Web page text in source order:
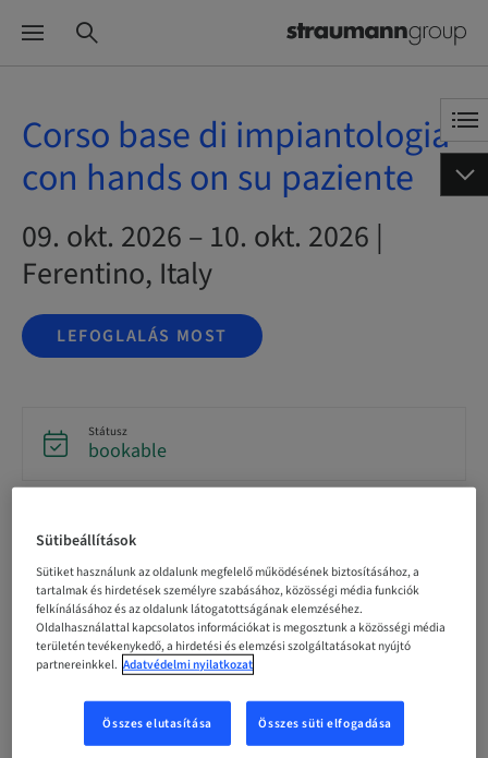
Corso base di impiantologia
con hands on su paziente
09. okt. 2026 – 10. okt. 2026 |
Ferentino, Italy
LEFOGLALÁS MOST
Státusz
bookable
10. okt. 2026 (UTC+1)
Résztvevőnkénti ár (helyi adók vannak érvényben)
EUR 1200.00
Nyelv
Italian
Sütibeállítások
Sütiket használunk az oldalunk megfelelő működésének biztosításához, a
tartalmak és hirdetések személyre szabásához, közösségi média funkciók
felkínálásához és az oldalunk látogatottságának elemzéséhez.
Oldalhasználattal kapcsolatos információkat is megosztunk a közösségi média
területén tevékenykedő, a hirdetési és elemzési szolgáltatásokat nyújtó
partnereinkkel. Adatvédelmi nyilatkozat
Összes elutasítása Összes süti elfogadása